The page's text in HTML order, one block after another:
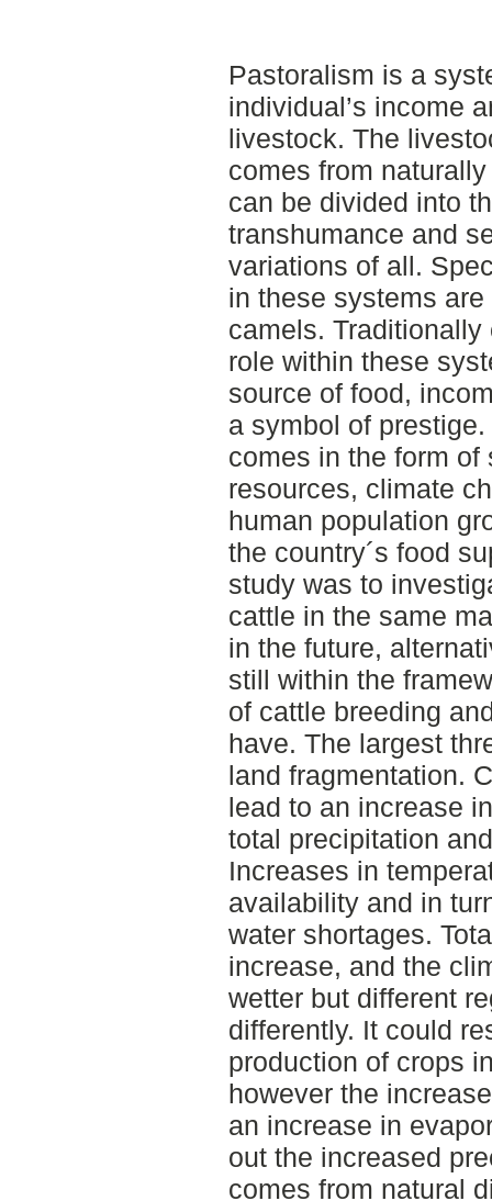
Pastoralism is a
individual’s income
livestock. The
comes from
can be divided into
transhumance and
variations of all.
in these systems
camels.
role within these
source of food,
a symbol of
comes in the form
resources, climate
human population
the country´s food
study was to
cattle in the same
in the future,
still within the
of cattle breeding
have. The largest
land fragmentation.
lead to an increase
total precipitation
Increases in
availability and in
water shortages.
increase, and the
wetter but different
differently. It could
production of crops
however the
an increase in
out the increased
comes from natural